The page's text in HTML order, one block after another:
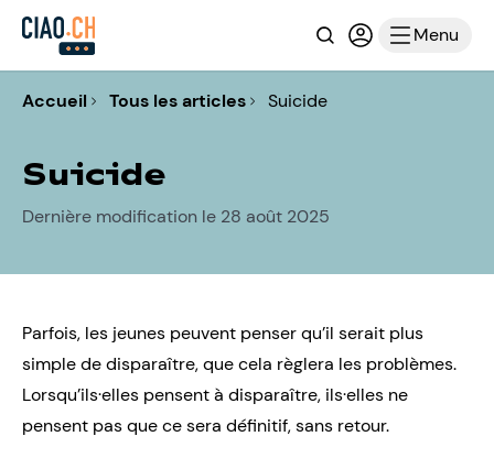
RechercheConnexion
Menu
Accueil Tous les articles Suicide
Suicide
Dernière modification le 28 août 2025
Parfois, les jeunes peuvent penser qu’il serait plus
simple de disparaître, que cela règlera les problèmes.
Lorsqu’ils·elles pensent à disparaître, ils·elles ne
pensent pas que ce sera définitif, sans retour.